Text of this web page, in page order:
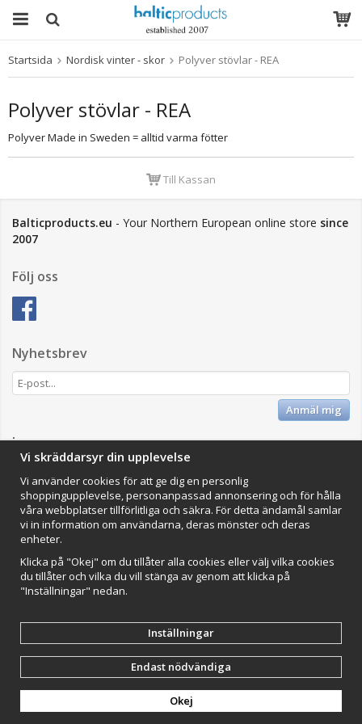
Startsida Nordisk vinter - skor Polyver stövlar - REA
Polyver stövlar - REA
Polyver Made in Sweden = alltid varma fötter
Till Kassan
Balticproducts.eu - Your Northern European online store since
2007
Följ oss
Nyhetsbrev
Anmäl mig
Impressum
VAMOS Commerce AB
Organisationsnummer: 559502-0453
Vi skräddarsyr din upplevelse
Vi använder cookies för att ge dig en personlig
shoppingupplevelse, personanpassad annonsering och för hålla
våra webbplatser tillförlitliga och säkra. För detta ändamål samlar
vi in information om användarna, deras mönster och deras
enheter.
Klicka på "Okej" om du tillåter alla cookies eller välj vilka cookies
du tillåter och vilka du vill stänga av genom att klicka på
"Inställningar" nedan.
Inställningar
Endast nödvändiga
Okej